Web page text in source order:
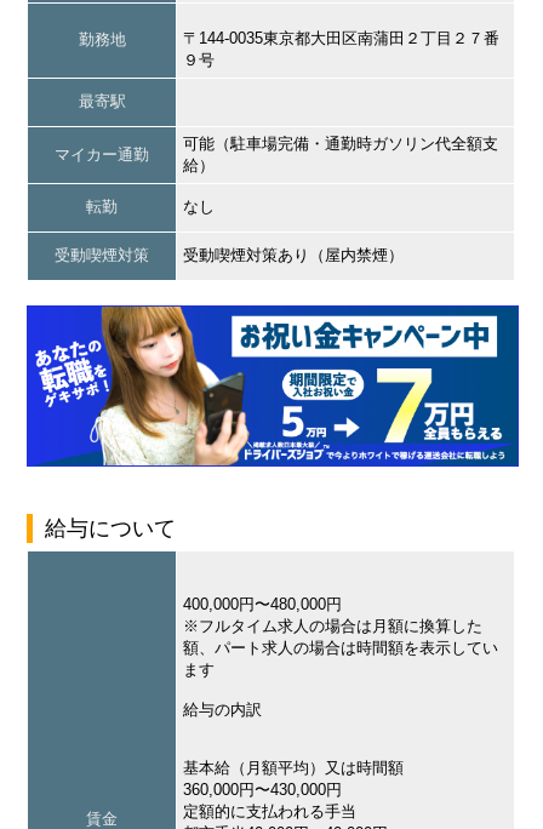
勤務地
〒144-0035東京都大田区南蒲田２丁目２７番
９号
最寄駅
マイカー通勤
可能（駐車場完備・通勤時ガソリン代全額支
給）
転勤 なし
受動喫煙対策 受動喫煙対策あり（屋内禁煙）
給与について
賃金
400,000円〜480,000円
※フルタイム求人の場合は月額に換算した
額、パート求人の場合は時間額を表示してい
ます
給与の内訳
基本給（月額平均）又は時間額
360,000円〜430,000円
定額的に支払われる手当